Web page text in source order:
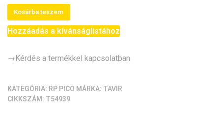
Raspberry
Pico
W
(RPI-
mennyiség
Kosárba teszem
Hozzáadás a kívánságlistához
→Kérdés a termékkel kapcsolatban
KATEGÓRIA: RP PICO MÁRKA: TAVIR
CIKKSZÁM: T54939